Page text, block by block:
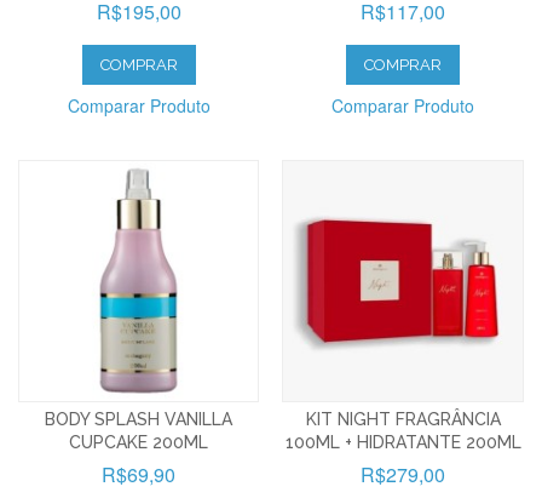
R$195,00
COMPRAR
Comparar Produto
R$117,00
COMPRAR
Comparar Produto
BODY SPLASH VANILLA
CUPCAKE 200ML
R$69,90
KIT NIGHT FRAGRÂNCIA
100ML + HIDRATANTE 200ML
R$279,00